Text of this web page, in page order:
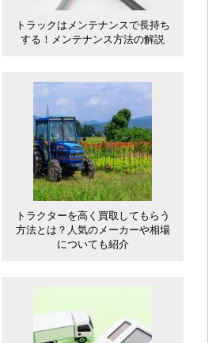
トラックはメンテナンスで長持ち
する！メンテナンス方法の解説
トラクターを高く買取してもらう
方法とは？人気のメーカーや相場
についても紹介